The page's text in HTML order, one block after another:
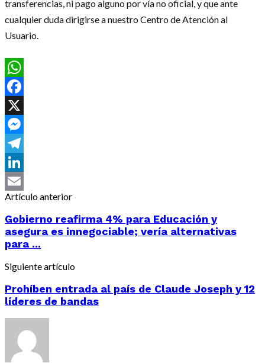
transferencias, ni pago alguno por vía no oficial, y que ante
cualquier duda dirigirse a nuestro Centro de Atención al
Usuario.
WhatsApp
Facebook
X
Messenger
Telegram
LinkedIn
Email
Artículo anterior
Gobierno reafirma 4% para Educación y
asegura es innegociable; vería alternativas
para ...
Siguiente artículo
Prohíben entrada al país de Claude Joseph y 12
líderes de bandas